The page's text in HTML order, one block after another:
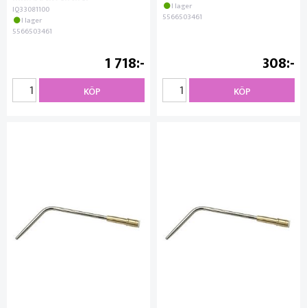
IQ33081100
I lager
5566503461
1 718
KÖP
I lager
5566503461
308
KÖP